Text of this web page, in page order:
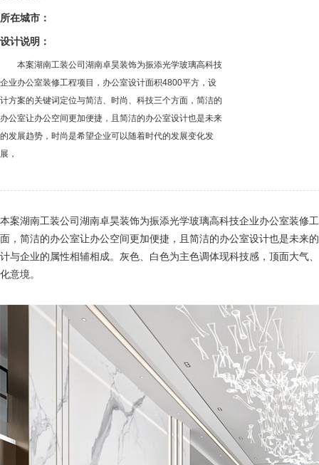
所在城市：
设计说明：
本案湖南工装公司湖南卓昊装饰为振添光学玻璃高科技
企业办公室装修工程项目，办公室设计面积4800平方，设
计方案的关键词定位与简洁、时尚、科技三个方面，简洁的
办公室让办公空间更加便捷，且简洁的办公室设计也是未来
的发展趋势，时尚是希望企业可以随着时代的发展变化发
展，
本案湖南工装公司湖南卓昊装饰为振添光学玻璃高科技企业办公室装修
面，简洁的办公室让办公空间更加便捷，且简洁的办公室设计也是未来
计与企业的属性相辅相成。灰色、白色为主色调体现科技感，顶面大气
化意境。